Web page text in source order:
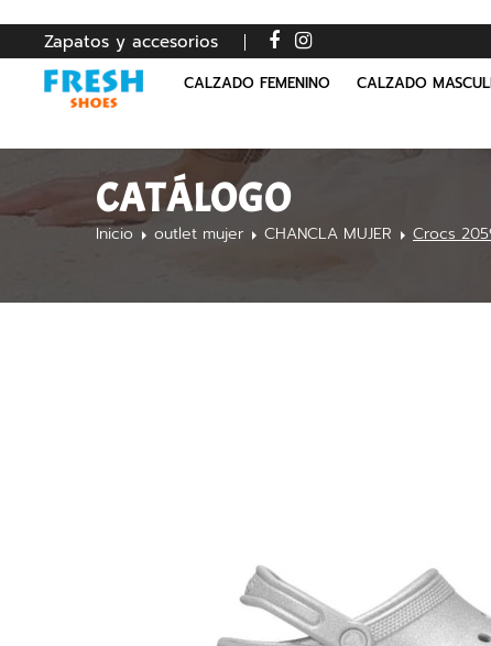
Zapatos y accesorios
CALZADO FEMENINO CALZADO
CATÁLOGO
Inicio outlet mujer CHANCLA MUJER Crocs